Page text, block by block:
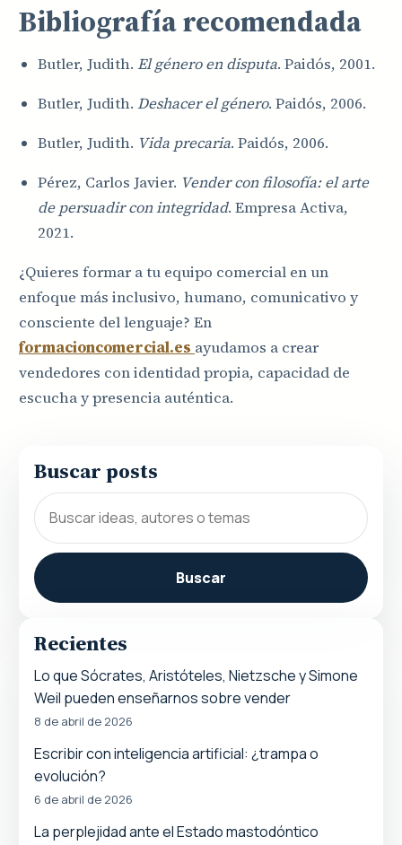
Bibliografía recomendada
Butler, Judith. El género en disputa. Paidós, 2001.
Butler, Judith. Deshacer el género. Paidós, 2006.
Butler, Judith. Vida precaria. Paidós, 2006.
Pérez, Carlos Javier. Vender con filosofía: el arte
de persuadir con integridad. Empresa Activa,
2021.
¿Quieres formar a tu equipo comercial en un
enfoque más inclusivo, humano, comunicativo y
consciente del lenguaje? En
formacioncomercial.es ayudamos a crear
vendedores con identidad propia, capacidad de
escucha y presencia auténtica.
Buscar posts
Buscar
Recientes
Lo que Sócrates, Aristóteles, Nietzsche y Simone
Weil pueden enseñarnos sobre vender
8 de abril de 2026
Escribir con inteligencia artificial: ¿trampa o
evolución?
6 de abril de 2026
La perplejidad ante el Estado mastodóntico